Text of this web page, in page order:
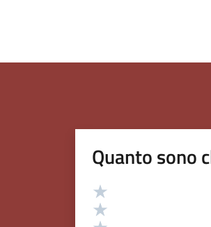
Quanto sono
Valutazione